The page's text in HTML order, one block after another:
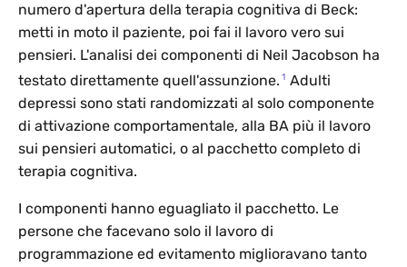
numero d'apertura della terapia cognitiva di Beck:
metti in moto il paziente, poi fai il lavoro vero sui
pensieri. L'analisi dei componenti di Neil Jacobson ha
testato direttamente quell'assunzione. 1 Adulti
depressi sono stati randomizzati al solo componente
di attivazione comportamentale, alla BA più il lavoro
sui pensieri automatici, o al pacchetto completo di
terapia cognitiva.
I componenti hanno eguagliato il pacchetto. Le
persone che facevano solo il lavoro di
programmazione ed evitamento miglioravano tanto